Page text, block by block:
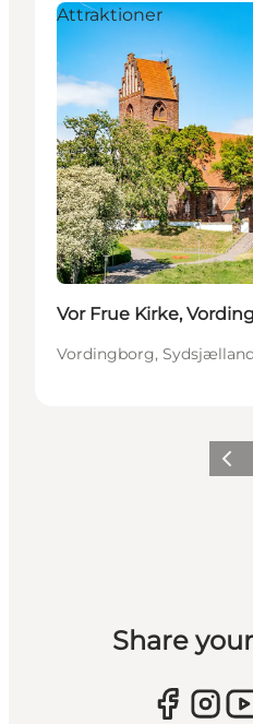
Attraktioner
Vor Frue Kirke,
Vordingborg,
Share